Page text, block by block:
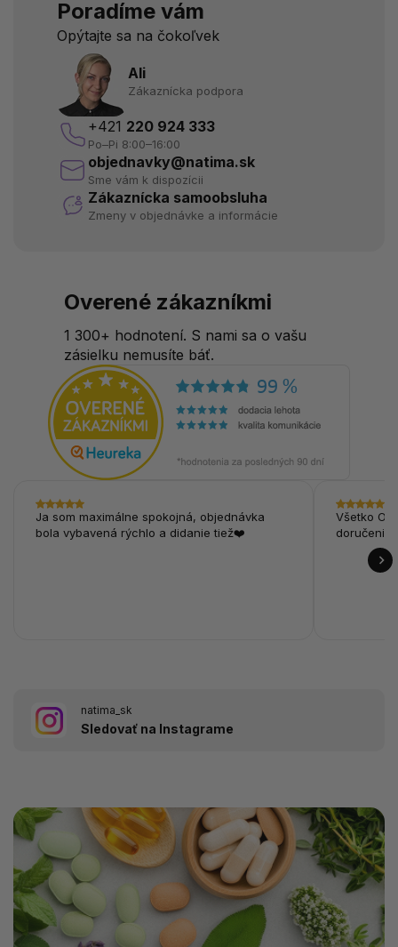
Poradíme vám
Opýtajte sa na čokoľvek
Ali
Zákaznícka podpora
+421 220 924 333
Po–Pi 8:00–16:00
objednavky@natima.sk
Sme vám k dispozícii
Zákaznícka samoobsluha
Zmeny v objednávke a informácie
Overené zákazníkmi
1 300+ hodnotení. S nami sa o vašu
zásielku nemusíte báť.
Ja som maximálne spokojná, objednávka
bola vybavená rýchlo a didanie tiež❤️
Všetko
natima_sk
Sledovať na Instagrame